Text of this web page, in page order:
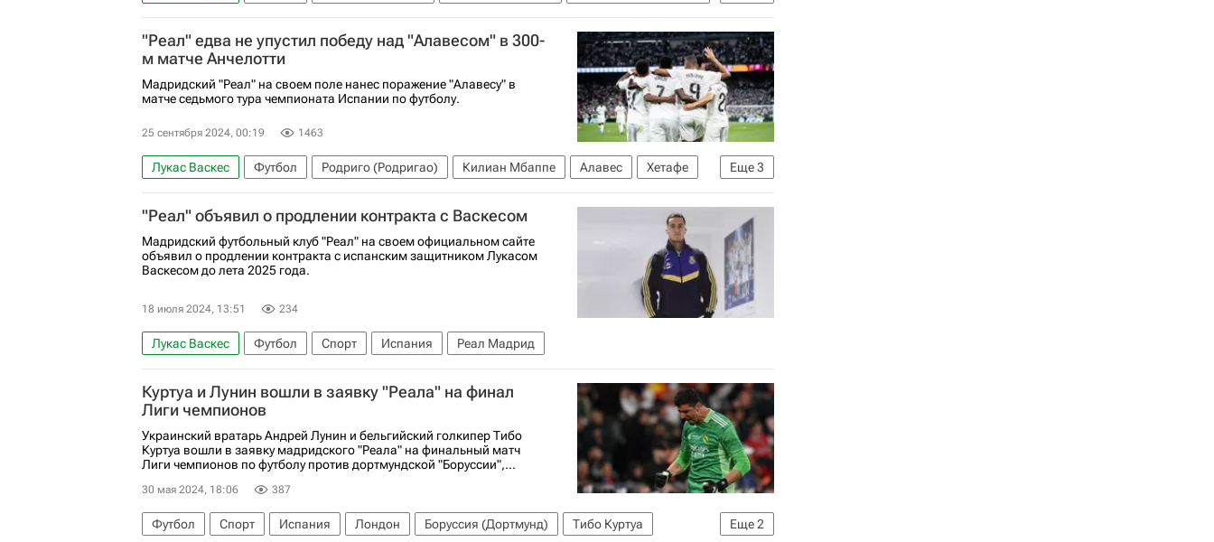
Спорт
Реал Мадрид Лига чемпионов УЕФА 2026-2027
"Реал" едва не упустил победу над "Алавесом" в 300-
м матче Анчелотти
Мадридский "Реал" на своем поле нанес поражение "Алавесу" в
матче седьмого тура чемпионата Испании по футболу.
25 сентября 2024, 00:19 1463
Еще3
Лукас Васкес Футбол Родриго (Родригао) Килиан Мбаппе Алавес
Хетафе
Реал Сосьедад
Чемпионат Испании по футболу Спорт
"Реал" объявил о продлении контракта с Васкесом
Мадридский футбольный клуб "Реал" на своем официальном сайте
объявил о продлении контракта с испанским защитником Лукасом
Васкесом до лета 2025 года.
18 июля 2024, 13:51 234
Лукас Васкес Футбол Спорт Испания Реал Мадрид
Куртуа и Лунин вошли в заявку "Реала" на финал
Лиги чемпионов
Украинский вратарь Андрей Лунин и бельгийский голкипер Тибо
Куртуа вошли в заявку мадридского "Реала" на финальный матч
Лиги чемпионов по футболу против дортмундской "Боруссии",...
30 мая 2024, 18:06 387
Еще2
Футбол Спорт Испания Лондон Боруссия (Дортмунд) Тибо Куртуа